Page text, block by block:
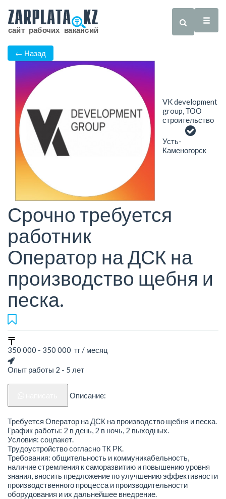
← Назад
VK development
group, ТОО
строительство
Усть-
Каменогорск
Срочно требуется
работник
Оператор на ДСК на
производство щебня и
песка.
350 000 - 350 000 тг / месяц
Опыт работы 2 - 5 лет
Описание:
Требуется Оператор на ДСК на производство щебня и песка.
График работы: 2 в день, 2 в ночь, 2 выходных.
Условия: соцпакет.
Трудоустройство согласно ТК РК.
Требования: общительность и коммуникабельность,
наличие стремления к саморазвитию и повышению уровня
знания, вносить предложение по улучшению эффективности
производственного процесса и производительности
оборудования и их дальнейшее внедрение.